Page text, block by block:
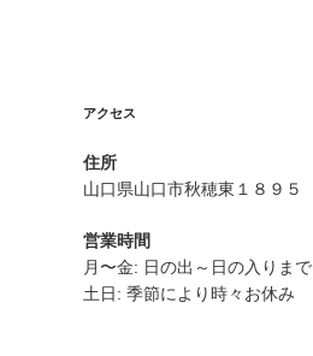
アクセス
住所
山口県山口市秋穂東１８９５
営業時間
月〜金: 日の出～日の入りまで
土日: 季節により時々お休み